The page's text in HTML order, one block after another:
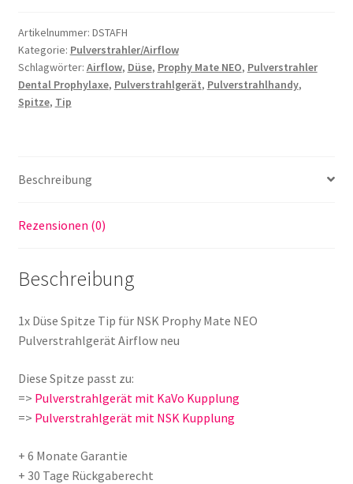
NSK
Prophy
Mate
NEO
Menge
Artikelnummer: DSTAFH
Kategorie: Pulverstrahler/Airflow
Schlagwörter: Airflow, Düse, Prophy Mate NEO, Pulverstrahler
Dental Prophylaxe, Pulverstrahlgerät, Pulverstrahlhandy,
Spitze, Tip
Beschreibung
Rezensionen (0)
Beschreibung
1x Düse Spitze Tip für NSK Prophy Mate NEO
Pulverstrahlgerät Airflow neu
Diese Spitze passt zu:
=> Pulverstrahlgerät mit KaVo Kupplung
=> Pulverstrahlgerät mit NSK Kupplung
+ 6 Monate Garantie
+ 30 Tage Rückgaberecht